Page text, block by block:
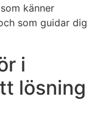
känner
som guidar dig
i
lösning